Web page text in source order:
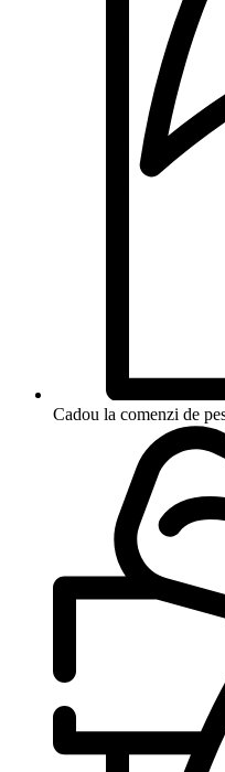
Cadou la comenzi de